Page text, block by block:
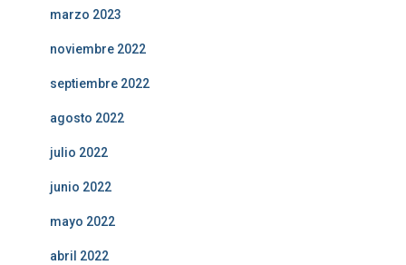
marzo 2023
noviembre 2022
septiembre 2022
agosto 2022
julio 2022
junio 2022
mayo 2022
abril 2022